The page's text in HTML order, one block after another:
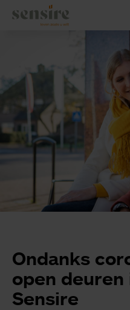
Sensire logo
Revalideren met
Wonen en zorg met
Meer over Sensire
Ondanks
open deuren
Sensire